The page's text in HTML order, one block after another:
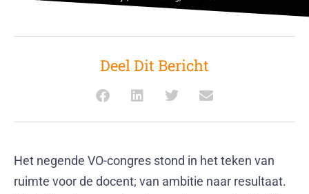
Deel Dit Bericht
Het negende VO-congres stond in het teken van
ruimte voor de docent; van ambitie naar resultaat.